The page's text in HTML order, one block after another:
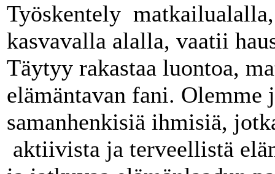
Työskentely
kasvavalla alalla, vaatii
Täytyy rakastaa luontoa,
elämäntavan fani.
samanhenkisiä ihmisiä,
aktiivista ja terveellistä